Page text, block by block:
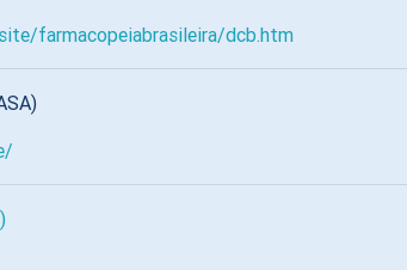
farmacopeiabrasileira/dcb.htm